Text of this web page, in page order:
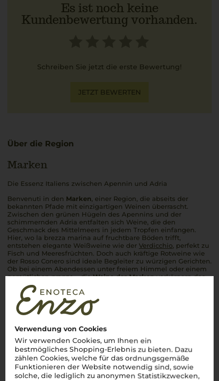
Verwendung von Cookies
Wir verwenden Cookies, um Ihnen ein
bestmögliches Shopping-Erlebnis zu bieten. Dazu
zählen Cookies, welche für das ordnungsgemäße
Funktionieren der Website notwendig sind, sowie
solche, die lediglich zu anonymen Statistikzwecken,
Es ist noch keine
Kundenbewertung vorhanden.
Schreiben Sie jetzt die erste Bewertung!
JETZT BEWERTEN
Über die Region
Marken
Die Essenz Italiens zwischen Apennin und Adria
Benvenuti in den Marken, einer Region, die abseits der
bekannten Pfade mit einzigartigen Weinen überrascht.
Zwischen den grünen Hügeln des Apennins und der
schimmernden Adria entfalten sich Weine, die den
Geschmack des Mittelmeers in jedem Tropfen einfangen.
Hier, wo la brezza marina auf fruchtbare Böden trifft,
entstehen elegante Weißweine wie der Verdicchio, perfekt zu
Fisch und Meeresfrüchten. Doch auch kräftige Rotweine wie
der Rosso Conero sind ideale Begleiter zu würzigen Gerichten.
Ob bei einem Abendessen unter freiem Himmel oder einem
gemütlichenpranzo– dieWeine der Markenverkörpern das
italienische Lebensgefühl in seiner reinsten Form.
Mehr Weine aus Marken